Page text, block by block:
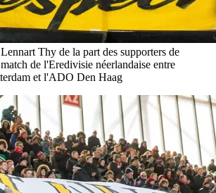
Thy de la part des supporters de
de l'Eredivisie néerlandaise entre
et l'ADO Den Haag